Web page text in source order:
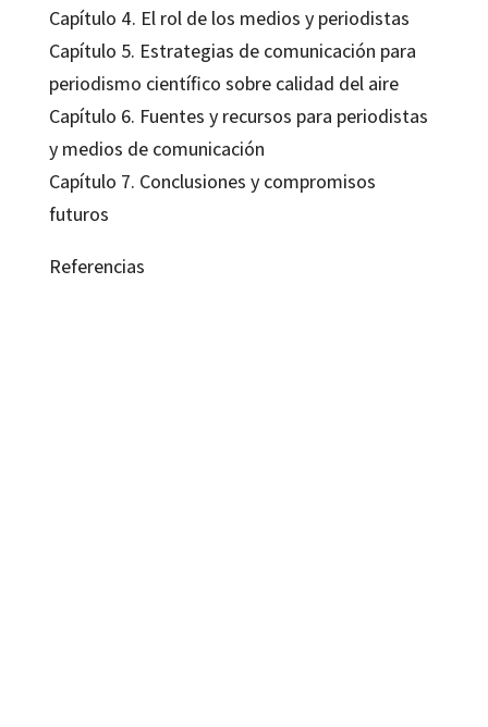
Capítulo 4. El rol de los medios y periodistas
Capítulo 5. Estrategias de comunicación para
periodismo científico sobre calidad del aire
Capítulo 6. Fuentes y recursos para periodistas
y medios de comunicación
Capítulo 7. Conclusiones y compromisos
futuros
Referencias